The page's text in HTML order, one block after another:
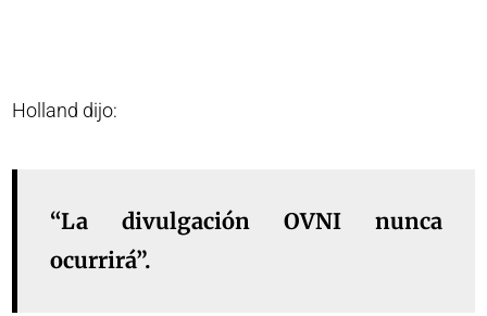
Holland dijo:
“La divulgación OVNI nunca
ocurrirá”.